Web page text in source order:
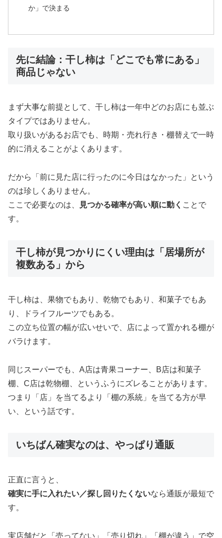
か」で決まる
先に結論：干し柿は「どこでも常にある」
商品じゃない
まず大事な前提として、干し柿は一年中どのお店にも並ぶ
タイプではありません。
取り扱いがあるお店でも、時期・売れ行き・棚替えで一時
的に消えることがよくあります。
だから「前に見た店に行ったのに今日はなかった」という
のは珍しくありません。
ここで必要なのは、
見つかる確率が高い順に動く ことで
す。
干し柿が見つかりにくい理由は「居場所が
複数ある」から
干し柿は、果物でもあり、乾物でもあり、和菓子でもあ
り、ドライフルーツでもある。
この立ち位置の幅が広いせいで、店によって置かれる棚が
バラけます。
同じスーパーでも、A店は青果コーナー、B店は和菓子
棚、C店は乾物棚、というふうにズレることがあります。
つまり「店」を当てるより「棚の系統」を当てる方が早
い、という話です。
いちばん確実なのは、やっぱり通販
正直に言うと、
確実に手に入れたい／探し回りたくないなら通販が最短で
す。
実店舗だと「売ってない」「売り切れ」「棚が違う」で空